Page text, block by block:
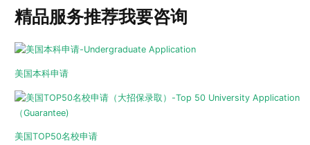
精品服务推荐我要咨询
美国本科申请
美国TOP50名校申请